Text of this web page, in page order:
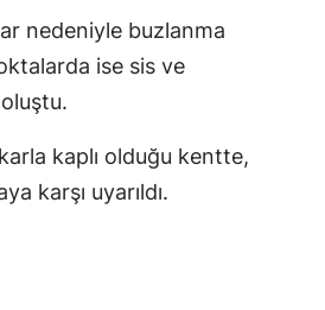
Muğla
Nevşehir
Niğde
nedeniyle buzlanma
ise sis ve
kaplı olduğu kentte,
karşı uyarıldı.